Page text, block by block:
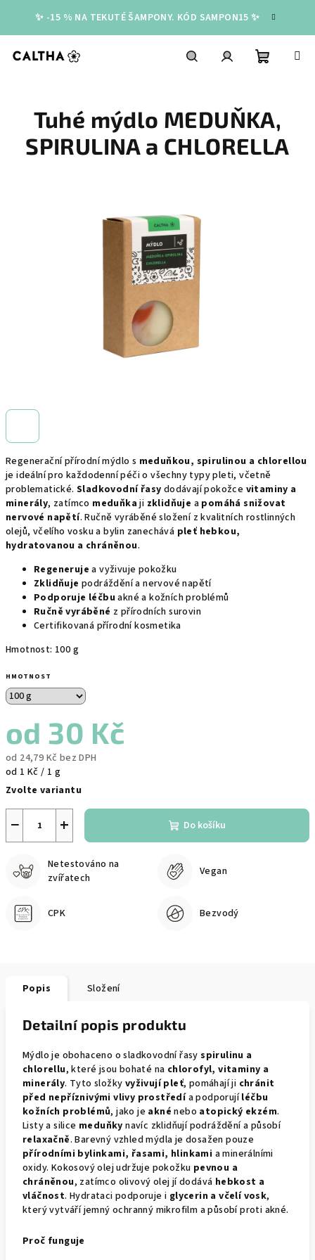
obsah
✨ -15 % NA TEKUTÉ ŠAMPONY. KÓD SAMPON15 ✨
košík
Regenerační přírodní mýdlo s meduňkou, spirulinou a chlorellou
je ideální pro každodenní péči o všechny typy pleti, včetně
problematické.Sladkovodní řasy dodávají pokožce vitaminy a
minerály, zatímco meduňkaji zklidňuje a pomáhá snižovat
nervové napětí. Ručně vyráběné složení z kvalitních rostlinných
olejů, včelího vosku a bylin zanechává pleť hebkou,
hydratovanou a chráněnou.
Regeneruje a vyživuje pokožku
Zklidňuje podráždění a nervové napětí
Podporuje léčbu akné a kožních problémů
Ručně vyráběné z přírodních surovin
Certifikovaná přírodní kosmetika
Hmotnost: 100 g
HMOTNOST
od 30 Kč
od 24,79 Kč bez DPH
Měrná
cena:
od 1 Kč / 1 g
Zvolte variantu
+
− Do košíku
Netestováno na
zvířatech
Vegan
CPK Bezvodý
Tuhé mýdlo MEDUŇKA,
SPIRULINA a CHLORELLA
Popis Složení
Detailní popis produktu
Mýdlo je obohaceno o sladkovodní řasyspirulinu a
chlorellu, které jsou bohaté na chlorofyl, vitaminy a
minerály. Tyto složky vyživují pleť, pomáhají ji chránit
před nepříznivými vlivy prostředía podporujíléčbu
kožních problémů, jako je akné nebo atopický ekzém.
Listy a silice meduňky navíc zklidňují podráždění a působí
relaxačně. Barevný vzhled mýdla je dosažen pouze
přírodními bylinkami, řasami, hlinkami a minerálními
oxidy. Kokosový olej udržuje pokožku pevnou a
chráněnou, zatímco olivový olej jí dodává hebkost a
vláčnost. Hydrataci podporuje i glycerin a včelí vosk,
který vytváří jemný ochranný mikrofilm a působí proti akné.
Proč funguje